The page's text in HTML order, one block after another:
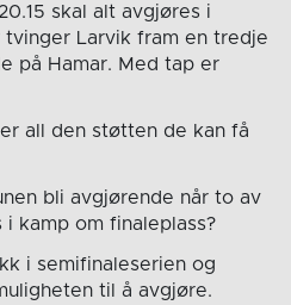
skal alt avgjøres i
tvinger Larvik fram en tredje
på Hamar. Med tap er
all den støtten de kan få
bli avgjørende når to av
kamp om finaleplass?
i semifinaleserien og
til å avgjøre.